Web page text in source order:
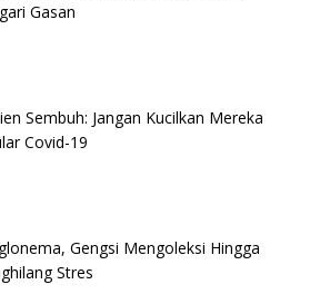
Gasan
Sembuh: Jangan Kucilkan Mereka
Covid-19
Gengsi Mengoleksi Hingga
Stres